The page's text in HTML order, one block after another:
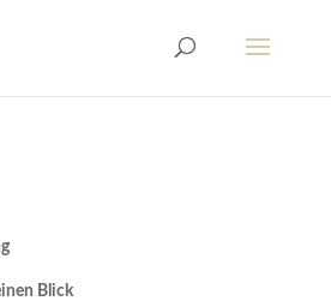
Blick